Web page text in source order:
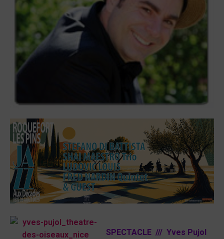
SPECTACLE /// Yves Pujol